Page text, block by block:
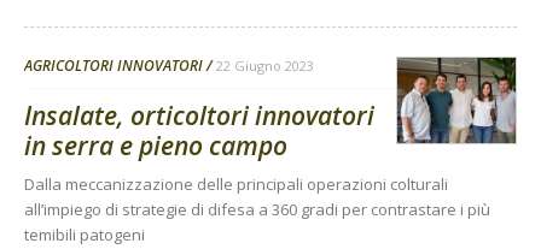
AGRICOLTORI INNOVATORI 22 Giugno 2023
Insalate, orticoltori innovatori
in serra e pieno campo
Dalla meccanizzazione delle principali operazioni colturali
all’impiego di strategie di difesa a 360 gradi per contrastare i più
temibili patogeni